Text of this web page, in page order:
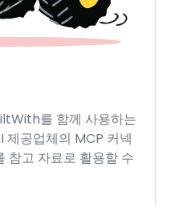
를 함께 사용하는
제공업체의 MCP 커넥
참고 자료로 활용할 수